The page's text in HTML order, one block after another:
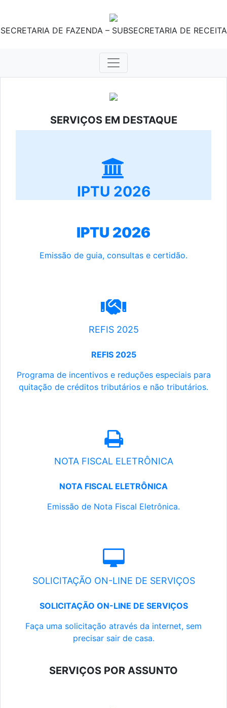
SECRETARIA DE FAZENDA – SUBSECRETARIA DE RECEITA
SERVIÇOS EM DESTAQUE
IPTU 2026
IPTU 2026
Emissão de guia, consultas e certidão.
REFIS 2025
REFIS 2025
Programa de incentivos e reduções especiais para
quitação de créditos tributários e não tributários.
NOTA FISCAL ELETRÔNICA
NOTA FISCAL ELETRÔNICA
Emissão de Nota Fiscal Eletrônica.
SOLICITAÇÃO ON-LINE DE SERVIÇOS
SOLICITAÇÃO ON-LINE DE SERVIÇOS
Faça uma solicitação através da internet, sem
precisar sair de casa.
SERVIÇOS POR ASSUNTO